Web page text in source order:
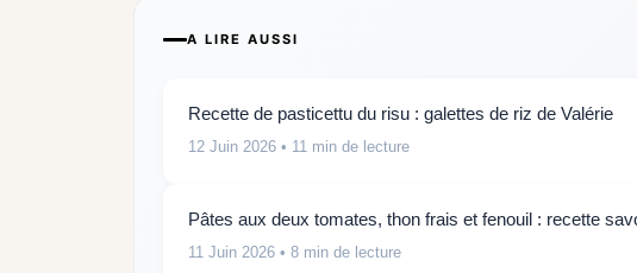
A LIRE AUSSI
Recette de pasticettu du risu : galettes de riz de Valérie
12 Juin 2026 • 11 min de lecture
Pâtes aux deux tomates, thon frais et fenouil : recette
11 Juin 2026 • 8 min de lecture